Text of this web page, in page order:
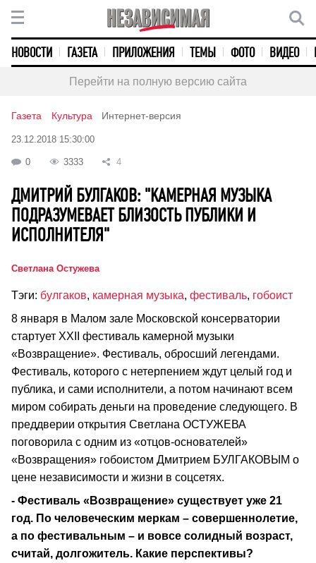
НОВОСТИ ГАЗЕТА ПРИЛОЖЕНИЯ ТЕМЫ ФОТО ВИДЕО
Перейти на полную версию сайта
Газета Культура Интернет-версия
23.12.2018 15:30:00
0 3333 4
ДМИТРИЙ БУЛГАКОВ: "КАМЕРНАЯ МУЗЫКА
ПОДРАЗУМЕВАЕТ БЛИЗОСТЬ ПУБЛИКИ И
ИСПОЛНИТЕЛЯ"
Светлана Остужева
Тэги: булгаков, камерная музыка, фестиваль, гобоист
8 января в Малом зале Московской консерватории
стартует XXII фестиваль камерной музыки
«Возвращение». Фестиваль, обросший легендами.
Фестиваль, которого с нетерпением ждут целый год и
публика, и сами исполнители, а потом начинают всем
миром собирать деньги на проведение следующего. В
преддверии открытия Светлана ОСТУЖЕВА
поговорила с одним из «отцов-основателей»
«Возвращения» гобоистом Дмитрием БУЛГАКОВЫМ о
цене независимости и жизни в соцсетях.
- Фестиваль «Возвращение» существует уже 21
год. По человеческим меркам – совершеннолетие,
а по фестивальным – и вовсе солидный возраст,
считай, долгожитель. Какие перспективы?